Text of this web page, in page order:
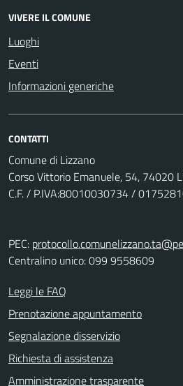
VIVERE IL COMUNE
Luoghi
Eventi
Informazioni generiche
CONTATTI
Comune di Lizzano
Corso Vittorio Emanuele, 54, 74020
C.F. / P.IVA:80010030734 /
PEC:
Centralino unico: 099 9558609
Leggi le FAQ
Prenotazione appuntamento
Segnalazione disservizio
Richiesta di assistenza
Amministrazione trasparente